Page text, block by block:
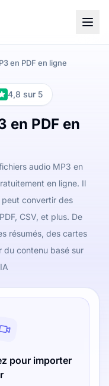
en PDF en ligne
4,8 sur 5
en PDF en
audio MP3 en
en ligne. Il
convertir des
CSV, et plus. De
résumés, des cartes
du contenu basé sur
pour importer